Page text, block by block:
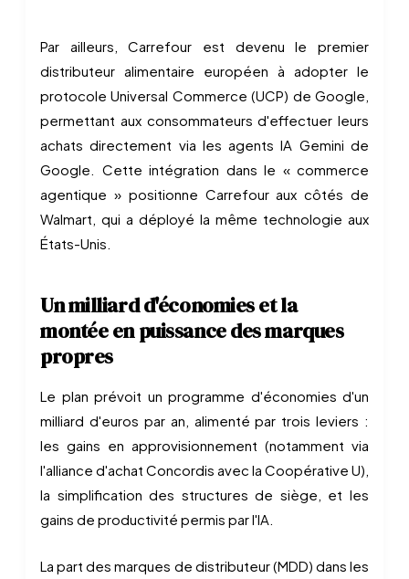
Par ailleurs, Carrefour est devenu le premier
distributeur alimentaire européen à adopter le
protocole Universal Commerce (UCP) de Google,
permettant aux consommateurs d'effectuer leurs
achats directement via les agents IA Gemini de
Google. Cette intégration dans le « commerce
agentique » positionne Carrefour aux côtés de
Walmart, qui a déployé la même technologie aux
États-Unis.
Un milliard d'économies et la
montée en puissance des marques
propres
Le plan prévoit un programme d'économies d'un
milliard d'euros par an, alimenté par trois leviers :
les gains en approvisionnement (notamment via
l'alliance d'achat Concordis avec la Coopérative U),
la simplification des structures de siège, et les
gains de productivité permis par l'IA.
La part des marques de distributeur (MDD) dans les